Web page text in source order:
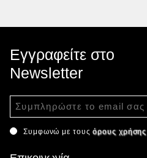
Εγγραφείτε στο
Newsletter
Συμφωνώ με τουςόρους χρήσης